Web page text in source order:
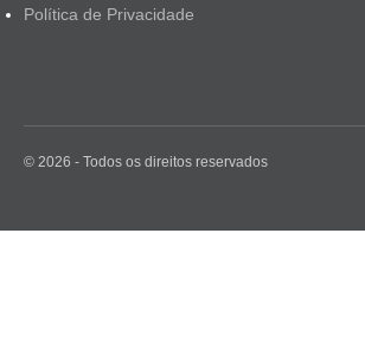
Política de Privacidade
© 2026 - Todos os direitos reservados